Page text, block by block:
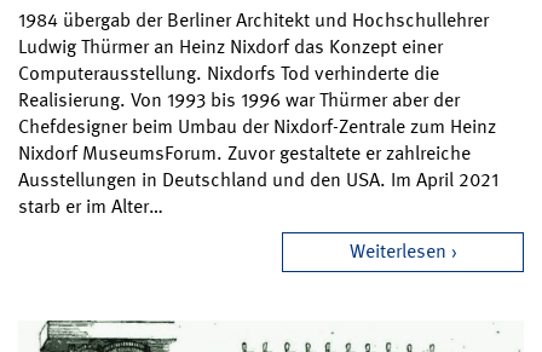
1984 übergab der Berliner Architekt und Hochschullehrer
Ludwig Thürmer an Heinz Nixdorf das Konzept einer
Computerausstellung. Nixdorfs Tod verhinderte die
Realisierung. Von 1993 bis 1996 war Thürmer aber der
Chefdesigner beim Umbau der Nixdorf-Zentrale zum Heinz
Nixdorf MuseumsForum. Zuvor gestaltete er zahlreiche
Ausstellungen in Deutschland und den USA. Im April 2021
starb er im Alter…
Weiterlesen